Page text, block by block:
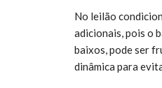
No leilão
adicionais, pois o
baixos, pode ser
dinâmica para